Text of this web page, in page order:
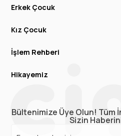
Erkek Çocuk
Kız Çocuk
İşlem Rehberi
Hikayemiz
Bültenimize Üye Olun! Tüm
Sizin